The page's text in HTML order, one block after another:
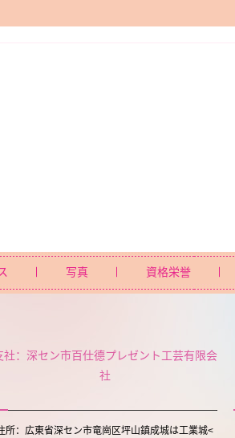
写真 資格栄誉
社：深セン市百仕德プレゼント工芸有限会
社
所：広東省深セン市竜崗区坪山鎮成城は工業城<